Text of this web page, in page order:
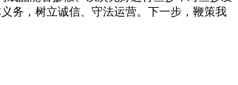
务，树立诚信、守法运营。下一步，鞭策我